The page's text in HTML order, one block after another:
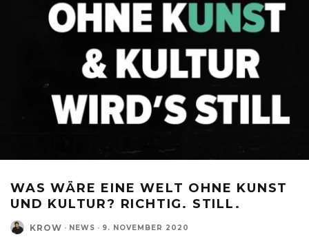
WAS WÄRE EINE WELT OHNE KUNST
UND KULTUR? RICHTIG. STILL.
KROW · NEWS · 9. NOVEMBER 2020